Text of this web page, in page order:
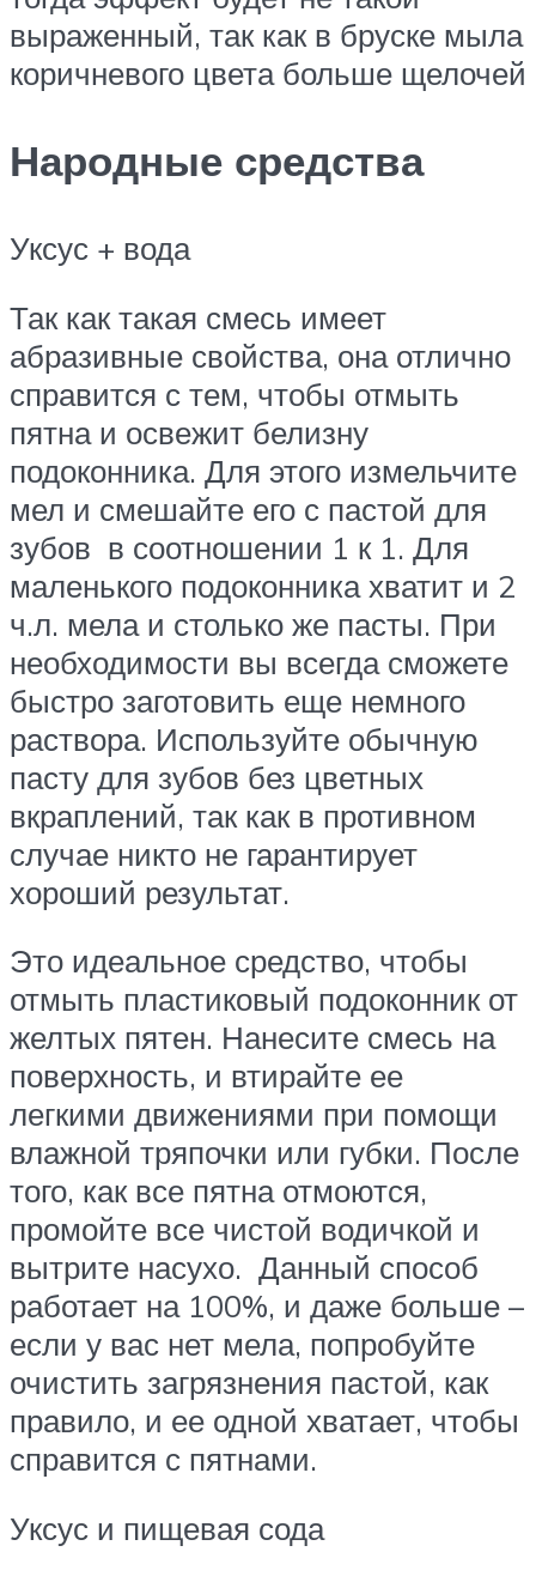
выраженный, так как в бруске мыла
коричневого цвета больше щелочей
Народные средства
Уксус + вода
Так как такая смесь имеет
абразивные свойства, она отлично
справится с тем, чтобы отмыть
пятна и освежит белизну
подоконника. Для этого измельчите
мел и смешайте его с пастой для
зубов в соотношении 1 к 1. Для
маленького подоконника хватит и 2
ч.л. мела и столько же пасты. При
необходимости вы всегда сможете
быстро заготовить еще немного
раствора. Используйте обычную
пасту для зубов без цветных
вкраплений, так как в противном
случае никто не гарантирует
хороший результат.
Это идеальное средство, чтобы
отмыть пластиковый подоконник от
желтых пятен. Нанесите смесь на
поверхность, и втирайте ее
легкими движениями при помощи
влажной тряпочки или губки. После
того, как все пятна отмоются,
промойте все чистой водичкой и
вытрите насухо. Данный способ
работает на 100%, и даже больше –
если у вас нет мела, попробуйте
очистить загрязнения пастой, как
правило, и ее одной хватает, чтобы
справится с пятнами.
Уксус и пищевая сода